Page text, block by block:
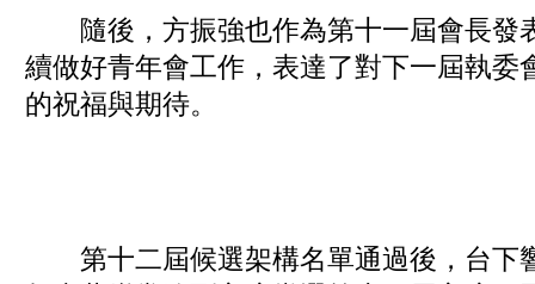
隨後，方振強也作為第十一屆會長發
續做好青年會工作，表達了對下一屆執委
的祝福與期待。
第十二屆候選架構名單通過後，台下